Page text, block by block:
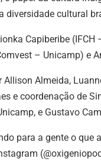
diversidade cultural
Capiberibe
– Unicamp) e
Almeida,
e coordenação de
e Gustavo
para a gente o